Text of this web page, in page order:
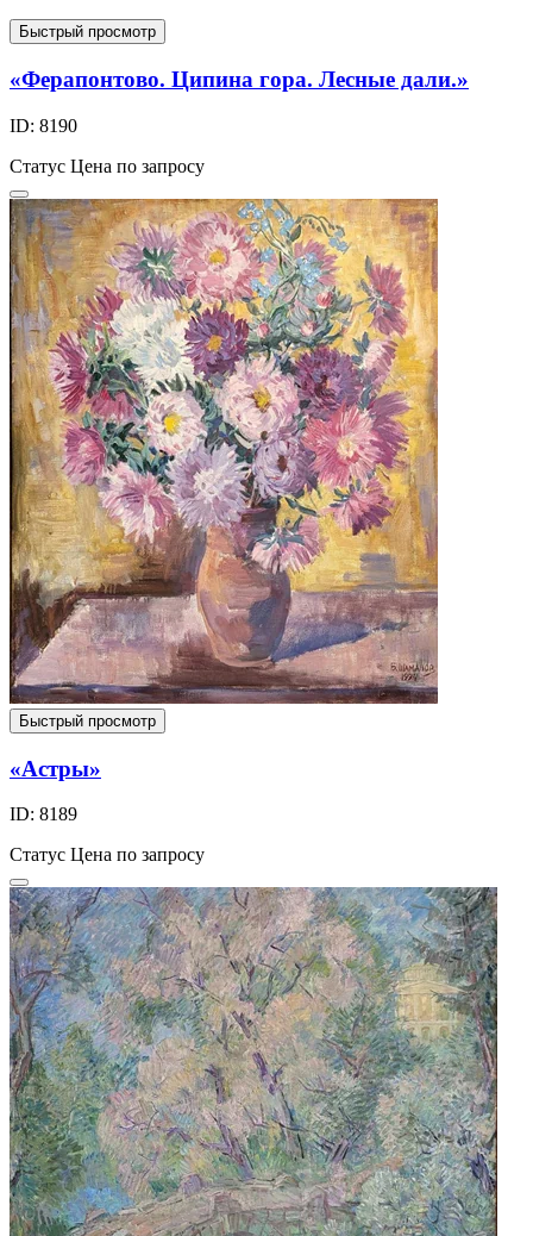
Быстрый просмотр
«Ферапонтово. Ципина гора. Лесные дали.»
ID: 8190
Статус Цена по запросу
Быстрый просмотр
«Астры»
ID: 8189
Статус Цена по запросу